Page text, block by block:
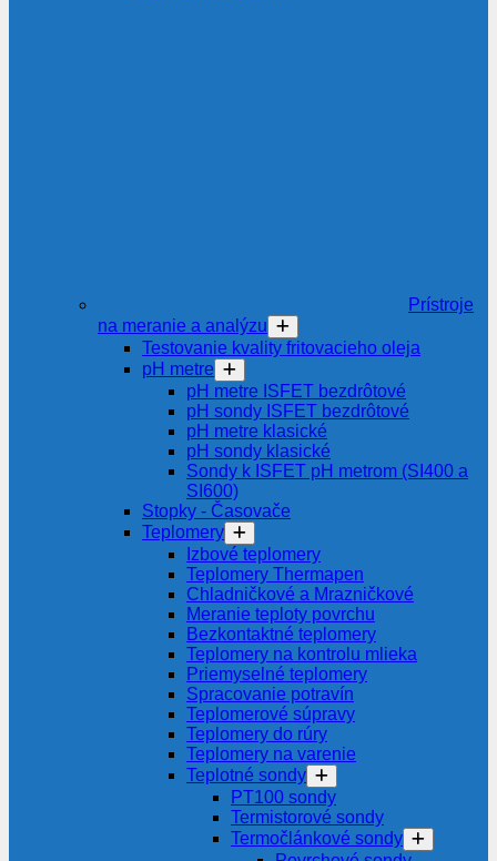
Prístroje
na meranie a analýzu
Testovanie kvality fritovacieho oleja
pH metre
pH metre ISFET bezdrôtové
pH sondy ISFET bezdrôtové
pH metre klasické
pH sondy klasické
Sondy k ISFET pH metrom (SI400 a
SI600)
Stopky - Časovače
Teplomery
Izbové teplomery
Teplomery Thermapen
Chladničkové a Mrazničkové
Meranie teploty povrchu
Bezkontaktné teplomery
Teplomery na kontrolu mlieka
Priemyselné teplomery
Spracovanie potravín
Teplomerové súpravy
Teplomery do rúry
Teplomery na varenie
Teplotné sondy
PT100 sondy
Termistorové sondy
Termočlánkové sondy